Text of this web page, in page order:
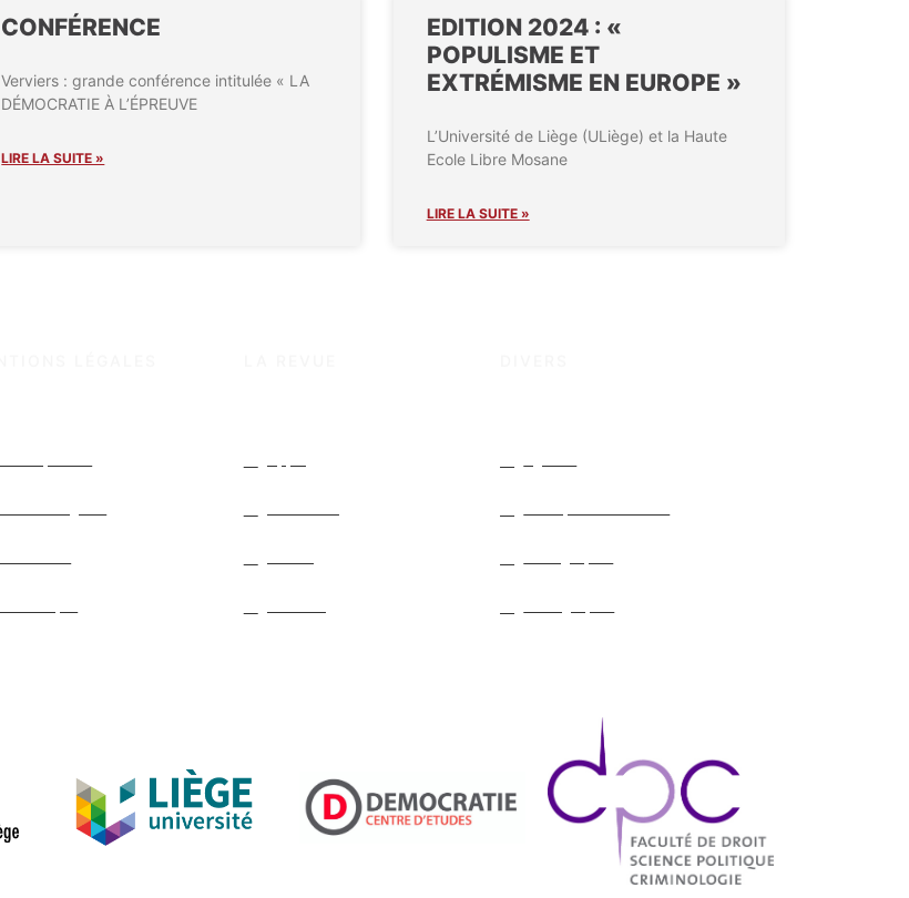
CONFÉRENCE
Verviers : grande conférence intitulée « LA
DÉMOCRATIE À L’ÉPREUVE
LIRE LA SUITE »
EDITION 2024 : «
POPULISME ET
EXTRÉMISME EN EUROPE »
L’Université de Liège (ULiège) et la Haute
Ecole Libre Mosane
LIRE LA SUITE »